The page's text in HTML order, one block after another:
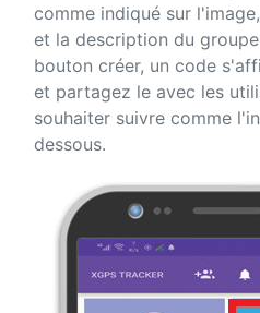
comme indiqué sur
et la description du
bouton créer, un code
et partagez le avec les
souhaiter suivre comme
dessous.